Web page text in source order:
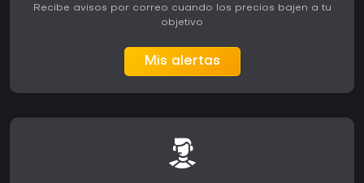
Recibe avisos por correo cuando los precios bajen a tu
objetivo
Mis alertas